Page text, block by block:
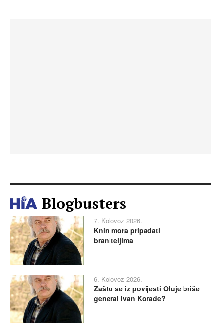
Blogbusters
7. Kolovoz 2026.
Knin mora pripadati
braniteljima
6. Kolovoz 2026.
Zašto se iz povijesti Oluje briše
general Ivan Korade?